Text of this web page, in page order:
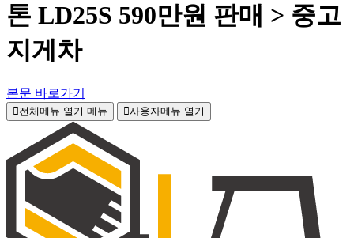
톤 LD25S 590만원 판매 > 중고
지게차
본문 바로가기
전체메뉴 열기 메뉴 사용자메뉴 열기